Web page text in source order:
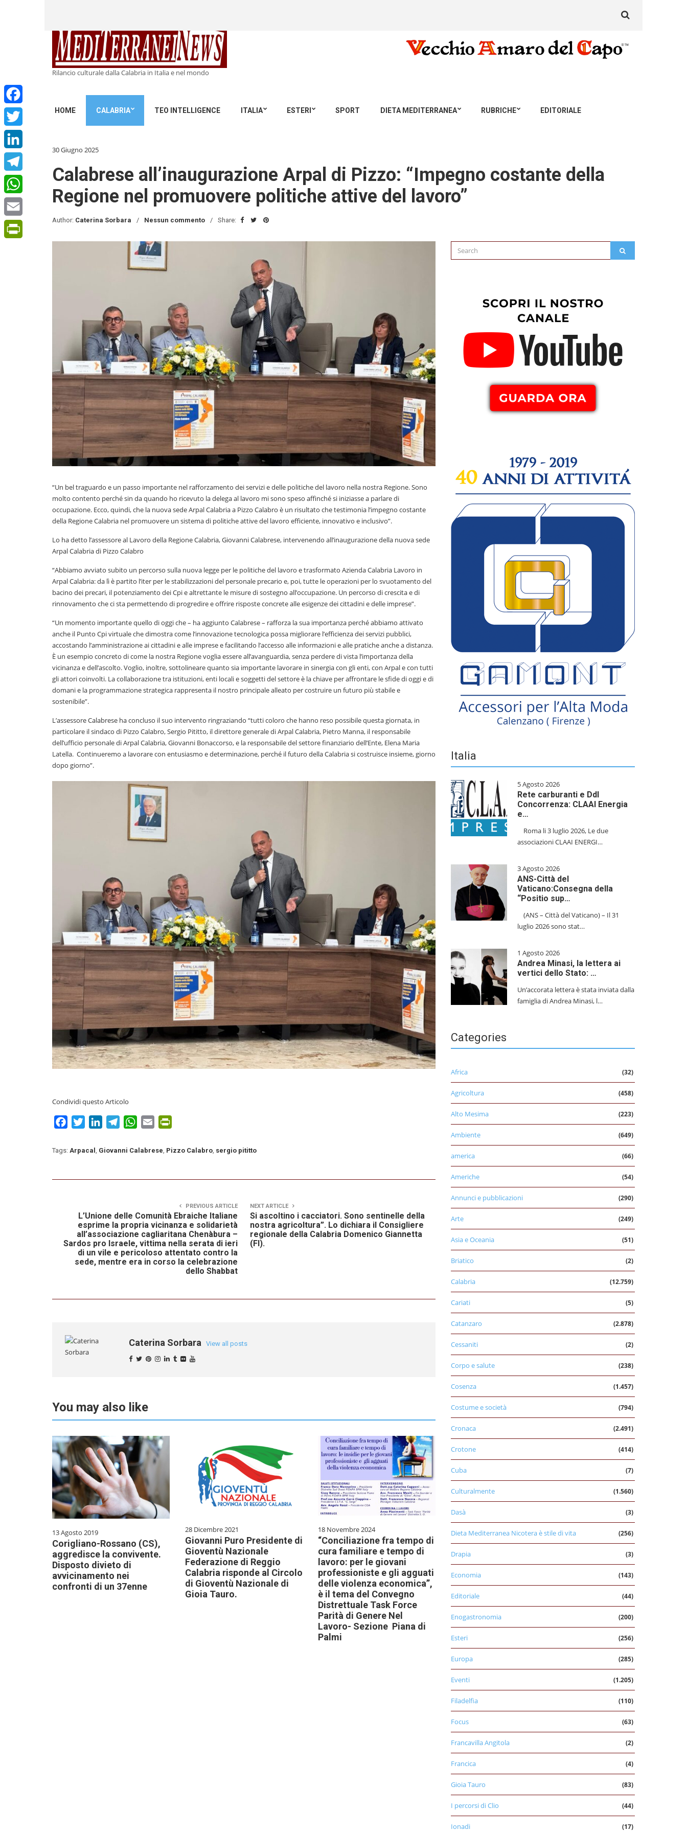
Rilancio culturale dalla Calabria in Italia e nel mondo
HOME CALABRIA TEO INTELLIGENCE ITALIA ESTERI SPORT DIETA MEDITERRANEA RUBRICHE EDITORIALE
for:
Facebook
Twitter
LinkedIn
Telegram
WhatsApp
Email
30 Giugno 2025
Calabrese all’inaugurazione Arpal di Pizzo: “Impegno costante della
Regione nel promuovere politiche attive del lavoro”
Author: Caterina Sorbara Nessun commento Share:
“Un bel traguardo e un passo importante nel rafforzamento dei servizi e delle politiche del lavoro nella nostra Regione. Sono
molto contento perché sin da quando ho ricevuto la delega al lavoro mi sono speso affinché si iniziasse a parlare di
occupazione. Ecco, quindi, che la nuova sede Arpal Calabria a Pizzo Calabro è un risultato che testimonia l’impegno costante
della Regione Calabria nel promuovere un sistema di politiche attive del lavoro efficiente, innovativo e inclusivo”.
Lo ha detto l’assessore al Lavoro della Regione Calabria, Giovanni Calabrese, intervenendo all’inaugurazione della nuova sede
Arpal Calabria di Pizzo Calabro
“Abbiamo avviato subito un percorso sulla nuova legge per le politiche del lavoro e trasformato Azienda Calabria Lavoro in
Arpal Calabria: da lì è partito l’iter per le stabilizzazioni del personale precario e, poi, tutte le operazioni per lo svuotamento del
bacino dei precari, il potenziamento dei Cpi e altrettante le misure di sostegno all’occupazione. Un percorso di crescita e di
rinnovamento che ci sta permettendo di progredire e offrire risposte concrete alle esigenze dei cittadini e delle imprese”.
“Un momento importante quello di oggi che – ha aggiunto Calabrese – rafforza la sua importanza perché abbiamo attivato
anche il Punto Cpi virtuale che dimostra come l’innovazione tecnologica possa migliorare l’efficienza dei servizi pubblici,
accostando l’amministrazione ai cittadini e alle imprese e facilitando l’accesso alle informazioni e alle pratiche anche a distanza.
È un esempio concreto di come la nostra Regione voglia essere all’avanguardia, senza perdere di vista l’importanza della
vicinanza e dell’ascolto. Voglio, inoltre, sottolineare quanto sia importante lavorare in sinergia con gli enti, con Arpal e con tutti
gli attori coinvolti. La collaborazione tra istituzioni, enti locali e soggetti del settore è la chiave per affrontare le sfide di oggi e di
domani e la programmazione strategica rappresenta il nostro principale alleato per costruire un futuro più stabile e
sostenibile”.
L’assessore Calabrese ha concluso il suo intervento ringraziando “tutti coloro che hanno reso possibile questa giornata, in
particolare il sindaco di Pizzo Calabro, Sergio Pititto, il direttore generale di Arpal Calabria, Pietro Manna, il responsabile
dell’ufficio personale di Arpal Calabria, Giovanni Bonaccorso, e la responsabile del settore finanziario dell’Ente, Elena Maria
Latella. Continueremo a lavorare con entusiasmo e determinazione, perché il futuro della Calabria si costruisce insieme, giorno
dopo giorno”.
Condividi questo Articolo
FacebookTwitterLinkedInTelegramWhatsApp
Email
Tags: Arpacal Giovanni Calabrese Pizzo Calabro sergio pititto
PREVIOUS ARTICLE
L’Unione delle Comunità Ebraiche Italiane
esprime la propria vicinanza e solidarietà
all’associazione cagliaritana Chenàbura –
Sardos pro Israele, vittima nella serata di ieri
di un vile e pericoloso attentato contro la
sede, mentre era in corso la celebrazione
dello Shabbat
NEXT ARTICLE
Si ascoltino i cacciatori. Sono sentinelle della
nostra agricoltura”. Lo dichiara il Consigliere
regionale della Calabria Domenico Giannetta
(FI).
Caterina Sorbara View all posts
You may also like
13 Agosto 2019
Corigliano-Rossano (CS),
aggredisce la convivente.
Disposto divieto di
avvicinamento nei
confronti di un 37enne
28 Dicembre 2021
Giovanni Puro Presidente di
Gioventù Nazionale
Federazione di Reggio
Calabria risponde al Circolo
di Gioventù Nazionale di
Gioia Tauro.
18 Novembre 2024
“Conciliazione fra tempo di
cura familiare e tempo di
lavoro: per le giovani
professioniste e gli agguati
delle violenza economica”,
è il tema del Convegno
Distrettuale Task Force
Parità di Genere Nel
Lavoro- Sezione Piana di
Palmi
Search
for:
Italia
5 Agosto 2026
Rete carburanti e Ddl
Concorrenza: CLAAI Energia
e…
​Roma li 3 luglio 2026, Le due
associazioni CLAAI ENERGI…
3 Agosto 2026
ANS-Città del
Vaticano:Consegna della
“Positio sup…
(ANS – Città del Vaticano) – Il 31
luglio 2026 sono stat…
1 Agosto 2026
Andrea Minasi, la lettera ai
vertici dello Stato: …
Un’accorata lettera è stata inviata dalla
famiglia di Andrea Minasi, l…
Categories
Africa (32)
Agricoltura (458)
Alto Mesima (223)
Ambiente (649)
america (66)
Americhe (54)
Annunci e pubblicazioni (290)
Arte (249)
Asia e Oceania (51)
Briatico (2)
Calabria (12.759)
Cariati (5)
Catanzaro (2.878)
Cessaniti (2)
Corpo e salute (238)
Cosenza (1.457)
Costume e società (794)
Cronaca (2.491)
Crotone (414)
Cuba (7)
Culturalmente (1.560)
Dasà (3)
Dieta Mediterranea Nicotera è stile di vita (256)
Drapia (3)
Economia (143)
Editoriale (44)
Enogastronomia (200)
Esteri (256)
Europa (285)
Eventi (1.205)
Filadelfia (110)
Focus (63)
Francavilla Angitola (2)
Francica (4)
Gioia Tauro (83)
I percorsi di Clio (44)
Ionadi (17)